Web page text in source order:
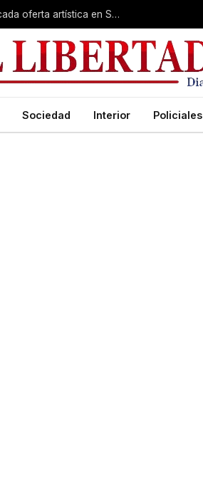
Rumbo a la Fiesta Patronal: fe, expo y una destacada oferta artística en San Roque
Sociedad Interior Policiales